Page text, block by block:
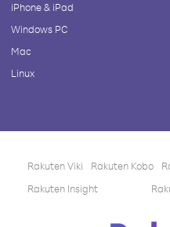
iPhone & iPad
Windows PC
Mac
Linux
Rakuten Viki Rakuten Kobo
Rakuten Insight